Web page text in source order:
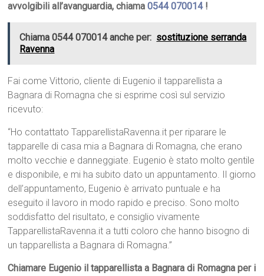
avvolgibili all’avanguardia, chiama0544 070014!
Chiama 0544 070014 anche per: sostituzione serranda
Ravenna
Fai come Vittorio, cliente di Eugenio il tapparellista a
Bagnara di Romagna che si esprime così sul servizio
ricevuto:
“Ho contattato TapparellistaRavenna.it per riparare le
tapparelle di casa mia a Bagnara di Romagna, che erano
molto vecchie e danneggiate. Eugenio è stato molto gentile
e disponibile, e mi ha subito dato un appuntamento. Il giorno
dell’appuntamento, Eugenio è arrivato puntuale e ha
eseguito il lavoro in modo rapido e preciso. Sono molto
soddisfatto del risultato, e consiglio vivamente
TapparellistaRavenna.it a tutti coloro che hanno bisogno di
un tapparellista a Bagnara di Romagna.”
Chiamare Eugenio il tapparellista a Bagnara di Romagna per i